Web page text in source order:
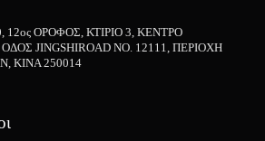
12ος ΟΡΟΦΟΣ, ΚΤΙΡΙΟ 3, ΚΕΝΤΡΟ
ΟΔΟΣ JINGSHIROAD NO. 12111, ΠΕΡΙΟΧΗ
ΚΙΝΑ 250014